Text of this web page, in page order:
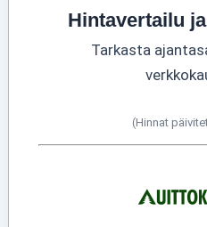
Hintavertailu
Tarkasta
(Hinnat